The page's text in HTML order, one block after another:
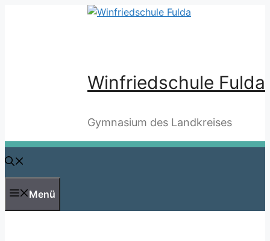
Winfriedschule Fulda
Gymnasium des Landkreises
Menü